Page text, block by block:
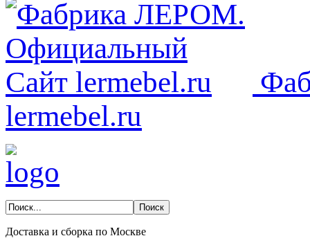
lermebel.ru
Доставка и сборка по Москве